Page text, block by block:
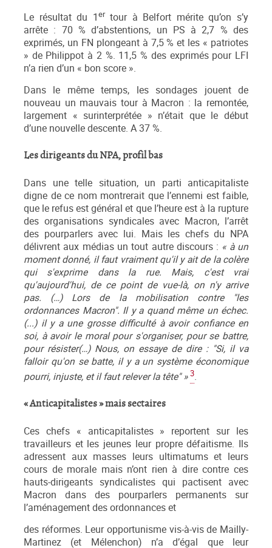
Le résultat du 1ertour à Belfort mérite qu’on s’y
arrête : 70 % d’abstentions, un PS à 2,7 % des
exprimés, un FN plongeant à 7,5 % et les « patriotes
» de Philippot à 2 %. 11,5 % des exprimés pour LFI
n’a rien d’un « bon score ».
Dans le même temps, les sondages jouent de
nouveau un mauvais tour à Macron : la remontée,
largement « surinterprétée » n’était que le début
d’une nouvelle descente. A 37 %.
Les dirigeants du NPA, profil bas
Dans une telle situation, un parti anticapitaliste
digne de ce nom montrerait que l’ennemi est faible,
que le refus est général et que l’heure est à la rupture
des organisations syndicales avec Macron, l’arrêt
des pourparlers avec lui. Mais les chefs du NPA
délivrent aux médias un tout autre discours : « à un
moment donné, il faut vraiment qu'il y ait de la colère
qui s'exprime dans la rue. Mais, c'est vrai
qu'aujourd'hui, de ce point de vue-là, on n'y arrive
pas. (…) Lors de la mobilisation contre "les
ordonnances Macron". Il y a quand même un échec.
(...) il y a une grosse difficulté à avoir confiance en
soi, à avoir le moral pour s'organiser, pour se battre,
pour résister(…) Nous, on essaye de dire : "Si, il va
falloir qu'on se batte, il y a un système économique
pourri, injuste, et il faut relever la tête" » 3.
« Anticapitalistes » mais sectaires
Ces chefs « anticapitalistes » reportent sur les
travailleurs et les jeunes leur propre défaitisme. Ils
adressent aux masses leurs ultimatums et leurs
cours de morale mais n’ont rien à dire contre ces
hauts-dirigeants syndicalistes qui pactisent avec
Macron dans des pourparlers permanents sur
l’aménagement des ordonnances et
des réformes. Leur opportunisme vis-à-vis de Mailly-
Martinez (et Mélenchon) n’a d’égal que leur